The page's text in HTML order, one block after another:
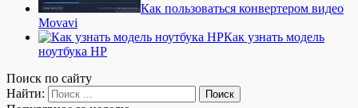
Как пользоваться конвертером видео
Movavi
Как узнать модель
ноутбука HP
Поиск по сайту
Найти: